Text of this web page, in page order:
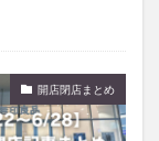
開店閉店まとめ